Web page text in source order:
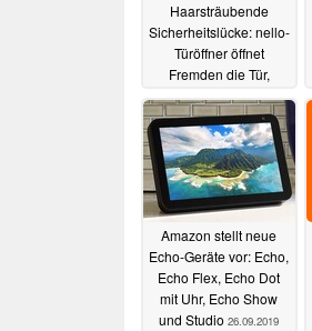
Haarsträubende
Sicherheitslücke: nello-
Türöffner öffnet
Fremden die Tür,
warten30.01.2020
Amazon stellt neue
Echo-Geräte vor: Echo,
Echo Flex, Echo Dot
mit Uhr, Echo Show
und Studio 26.09.2019